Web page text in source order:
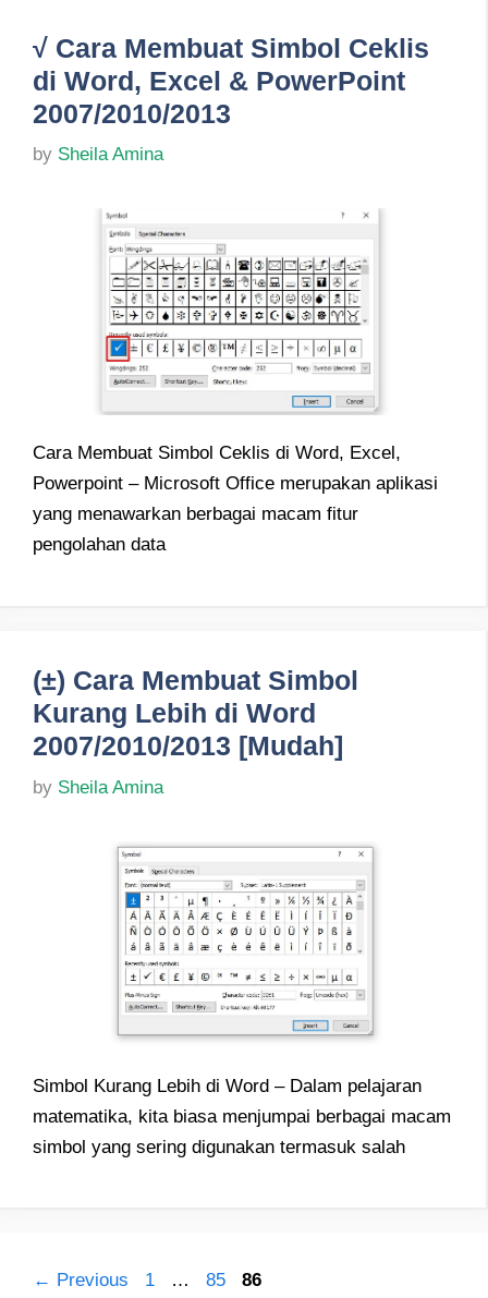
√ Cara Membuat Simbol Ceklis
di Word, Excel & PowerPoint
2007/2010/2013
by Sheila Amina
Cara Membuat Simbol Ceklis di Word, Excel,
Powerpoint – Microsoft Office merupakan aplikasi
yang menawarkan berbagai macam fitur
pengolahan data
(±) Cara Membuat Simbol
Kurang Lebih di Word
2007/2010/2013 [Mudah]
by Sheila Amina
Simbol Kurang Lebih di Word – Dalam pelajaran
matematika, kita biasa menjumpai berbagai macam
simbol yang sering digunakan termasuk salah
Post
← Previous Page
1 … Page
85 Page
86